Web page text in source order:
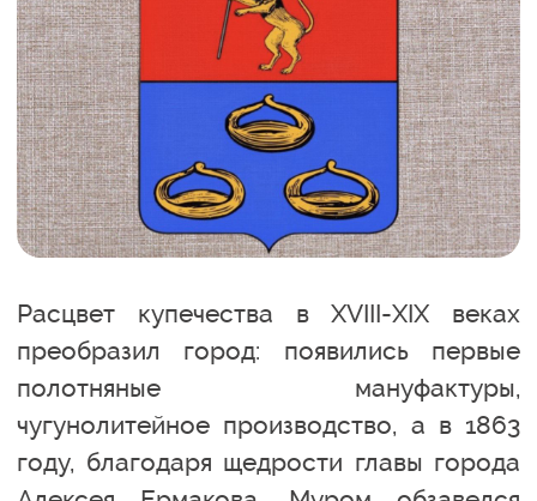
Расцвет купечества в XVIII-XIX веках
преобразил город: появились первые
полотняные мануфактуры,
чугунолитейное производство, а в 1863
году, благодаря щедрости главы города